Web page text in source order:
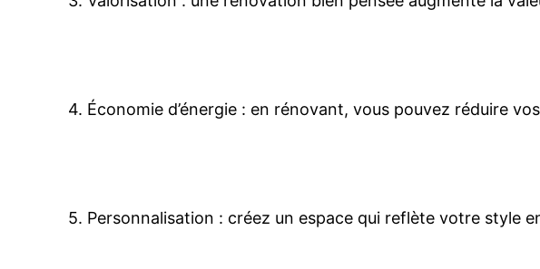
4. Économie d’énergie : en rénovant, vous pouvez réduire
5. Personnalisation : créez un espace qui reflète votre style